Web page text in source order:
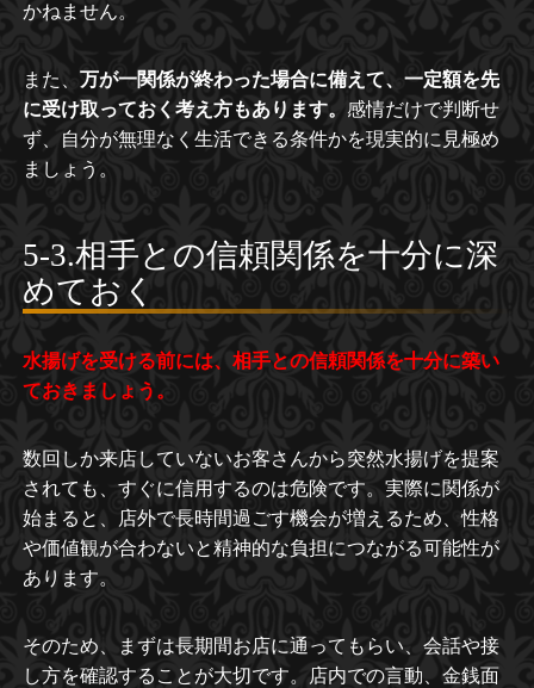
かねません。
また、 万が一関係が終わった場合に備えて、一定額を先
に受け取っておく考え方もあります。 感情だけで判断せ
ず、自分が無理なく生活できる条件かを現実的に見極め
ましょう。
5-3.相手との信頼関係を十分に深
めておく
水揚げを受ける前には、相手との信頼関係を十分に築い
ておきましょう。
数回しか来店していないお客さんから突然水揚げを提案
されても、すぐに信用するのは危険です。実際に関係が
始まると、店外で長時間過ごす機会が増えるため、性格
や価値観が合わないと精神的な負担につながる可能性が
あります。
そのため、まずは長期間お店に通ってもらい、会話や接
し方を確認することが大切です。店内での言動、金銭面